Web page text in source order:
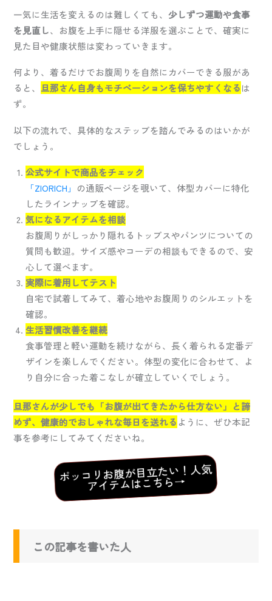
一気に生活を変えるのは難しくても、少しずつ運動や食事
を見直し、お腹を上手に隠せる洋服を選ぶことで、確実に
見た目や健康状態は変わっていきます。
何より、着るだけでお腹周りを自然にカバーできる服があ
ると、 旦那さん自身もモチベーションを保ちやすくなるは
ず。
以下の流れで、具体的なステップを踏んでみるのはいかが
でしょう。
公式サイトで商品をチェック
「ZIORICH」 の通販ページを覗いて、体型カバーに特化
したラインナップを確認。
気になるアイテムを相談
お腹周りがしっかり隠れるトップスやパンツについての
質問も歓迎。サイズ感やコーデの相談もできるので、安
心して選べます。
実際に着用してテスト
自宅で試着してみて、着心地やお腹周りのシルエットを
確認。
生活習慣改善を継続
食事管理と軽い運動を続けながら、長く着られる定番デ
ザインを楽しんでください。体型の変化に合わせて、よ
り自分に合った着こなしが確立していくでしょう。
旦那さんが少しでも「お腹が出てきたから仕方ない」と諦
めず、健康的でおしゃれな毎日を送れる ように、ぜひ本記
事を参考にしてみてくださいね。
ポッコリお腹が目立たい！人気
アイテムはこちら→
この記事を書いた人